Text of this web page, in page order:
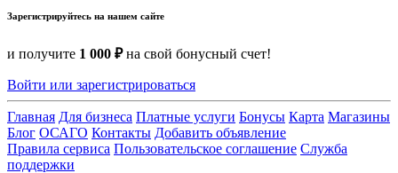
Зарегистрируйтесь на нашем сайте
и получите 1 000 ₽на свой бонусный счет!
Войти или зарегистрироваться
Главная Для бизнеса Платные услуги Бонусы Карта Магазины
Блог ОСАГО Контакты Добавить объявление
Правила сервиса Пользовательское соглашение Служба
поддержки